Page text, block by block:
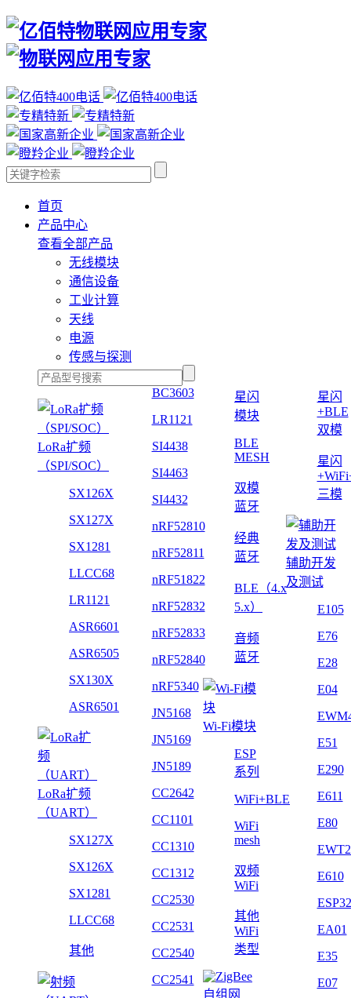
首页
产品中心
查看全部产品
无线模块
通信设备
工业计算
天线
电源
传感与探测
LoRa扩频
（SPI/SOC）
SX126X
SX127X
SX1281
LLCC68
LR1121
ASR6601
ASR6505
SX130X
ASR6501
LoRa扩频
（UART）
SX127X
SX126X
SX1281
LLCC68
其他
BC3603
LR1121
SI4438
SI4463
SI4432
nRF52810
nRF52811
nRF51822
nRF52832
nRF52833
nRF52840
nRF5340
JN5168
JN5169
JN5189
CC2642
CC1101
CC1310
CC1312
CC2530
CC2531
CC2540
CC2541
星闪
模块
BLE
MESH
双模
蓝牙
经典
蓝牙
BLE（4.x
5.x）
音频
蓝牙
Wi-Fi模块
ESP
系列
WiFi+BLE
WiFi
mesh
双频
WiFi
其他
WiFi
类型
星闪
+BLE
双模
星闪
三模
辅助开发
及测试
E105
E76
E28
E04
E51
E290
E611
E80
E610
ESP32
EA01
E35
E07